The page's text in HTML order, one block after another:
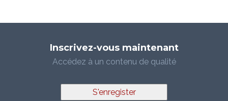
Inscrivez-vous maintenant
Accédez à un contenu de qualité
S'enregister